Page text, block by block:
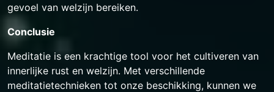
gevoel van welzijn bereiken.
Conclusie
Meditatie is een krachtige tool voor het cultiveren van
innerlijke rust en welzijn. Met verschillende
meditatietechnieken tot onze beschikking, kunnen we